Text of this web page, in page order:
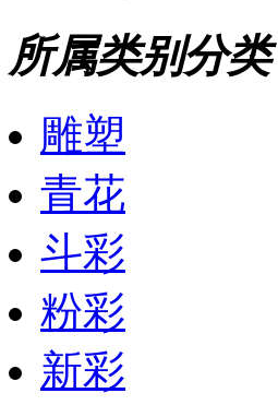
所属类别分类
雕塑
青花
斗彩
粉彩
新彩